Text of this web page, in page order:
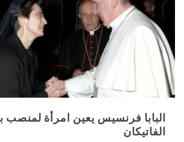
البابا فرنسيس يعين امرأة لمنصب
الفاتيكان